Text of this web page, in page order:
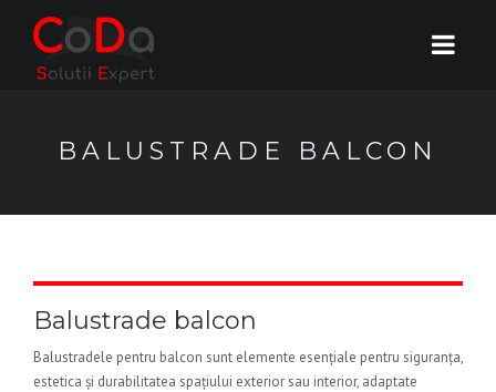
BALUSTRADE BALCON
Balustrade balcon
Balustradele pentru balcon sunt elemente esențiale pentru siguranța,
estetica și durabilitatea spațiului exterior sau interior, adaptate